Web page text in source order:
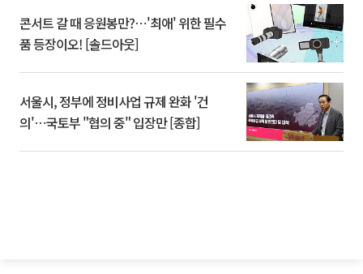
콘서트 갈 때 응원봉만?⋯'최애' 위한 필수
품 등장이오! [솔드아웃]
서울시, 정부에 정비사업 규제 완화 '건
의'⋯국토부 "협의 중" 입장만 [종합]